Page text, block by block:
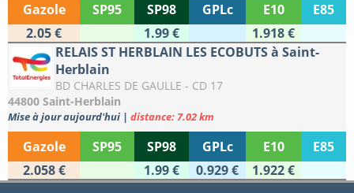
Gazole SP95 SP98 GPLc E10
E85
2.05 €
1.99 €
1.918 €
RELAIS ST HERBLAIN LES ECOBUTS à Saint-
Herblain
BD CHARLES DE GAULLE - CD 17
44800 Saint-Herblain
Mise à jour aujourd'hui | distance: 7.02 km
Gazole SP95 SP98 GPLc E10
E85
2.058 €
1.99 € 0.929 € 1.922 €